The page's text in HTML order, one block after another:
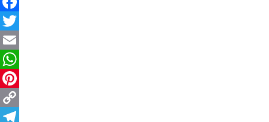
Facebook
Twitter
Email
WhatsApp
Pinterest
Copy